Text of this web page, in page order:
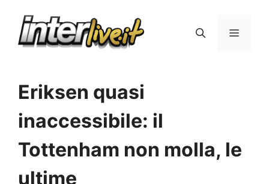
Menu
Eriksen quasi
inaccessibile: il
Tottenham non molla, le
ultime